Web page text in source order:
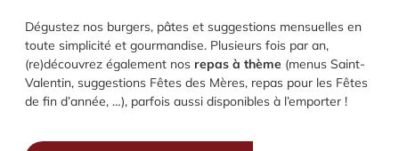
Dégustez nos burgers, pâtes et suggestions mensuelles en
toute simplicité et gourmandise. Plusieurs fois par an,
(re)découvrez également nos repas à thème (menus Saint-
Valentin, suggestions Fêtes des Mères, repas pour les Fêtes
de fin d’année, …), parfois aussi disponibles à l’emporter !